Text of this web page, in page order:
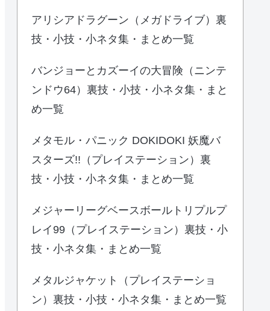
アリシアドラグーン（メガドライブ）裏
技・小技・小ネタ集・まとめ一覧
バンジョーとカズーイの大冒険（ニンテ
ンドウ64）裏技・小技・小ネタ集・まと
め一覧
メタモル・パニック DOKIDOKI 妖魔バ
スターズ!!（プレイステーション）裏
技・小技・小ネタ集・まとめ一覧
メジャーリーグベースボールトリプルプ
レイ99（プレイステーション）裏技・小
技・小ネタ集・まとめ一覧
メタルジャケット（プレイステーショ
ン）裏技・小技・小ネタ集・まとめ一覧